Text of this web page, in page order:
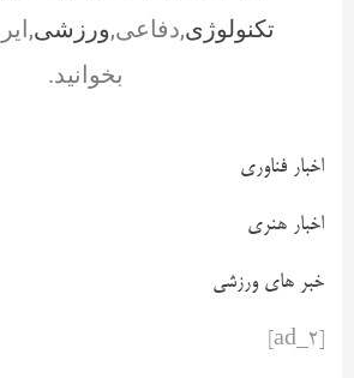
تکنولوژی,دفاعی,ورزشی
بخوانید.
اخبار فناوری
اخبار هنری
خبر های ورزشی